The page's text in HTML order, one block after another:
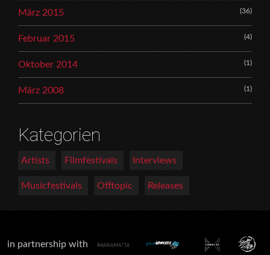
März 2015 (36)
Februar 2015 (4)
Oktober 2014 (1)
März 2008 (1)
Kategorien
Artists Filmfestivals Interviews
Musicfestivals Offtopic Releases
in partnership with